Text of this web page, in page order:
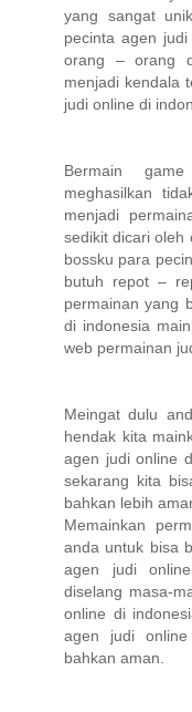
yang sangat
pecinta agen
orang – orang
menjadi kendala
judi online di
Bermain
meghasilkan
menjadi
sedikit dicari oleh
bossku para
butuh repot –
permainan yang
di indonesia
web permainan
Meingat dulu
hendak kita
agen judi online
sekarang kita
bahkan lebih
Memainkan
anda untuk bisa
agen judi
diselang masa-
online di
agen judi
bahkan aman.